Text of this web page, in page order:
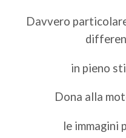
Davvero
in pieno
Dona alla
le immagini